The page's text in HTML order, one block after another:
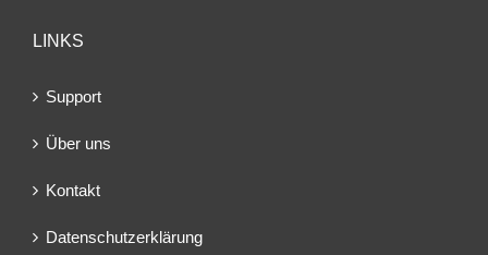
LINKS
Support
Über uns
Kontakt
Datenschutzerklärung